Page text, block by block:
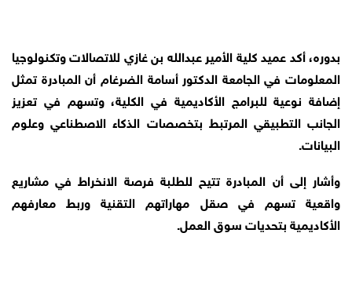
بدوره، أكد عميد كلية الأمير عبدالله بن غازي للاتصالات وتكنولوجيا
المعلومات في الجامعة الدكتور أسامة الضرغام أن المبادرة تمثل
إضافة نوعية للبرامج الأكاديمية في الكلية، وتسهم في تعزيز
الجانب التطبيقي المرتبط بتخصصات الذكاء الاصطناعي وعلوم
البيانات.
وأشار إلى أن المبادرة تتيح للطلبة فرصة الانخراط في مشاريع
واقعية تسهم في صقل مهاراتهم التقنية وربط معارفهم
الأكاديمية بتحديات سوق العمل.